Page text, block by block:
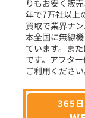
りもお安く販
年で7万社以上
買取で業界ナ
本全国に無線
ています。ま
です。アフタ
ご利用ください
365日